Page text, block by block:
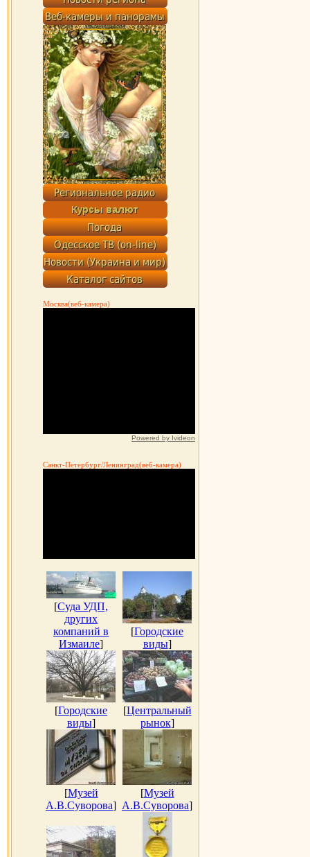
Москва(веб-камера)
Powered by Ivideon
Санкт-Петербург/Ленинград(веб-камера)
[Суда УДП,
других
компаний в
Измаиле]
[Городские
виды]
[Городские
виды]
[Центральный
рынок]
[Музей
А.В.Суворова]
[Музей
А.В.Суворова]